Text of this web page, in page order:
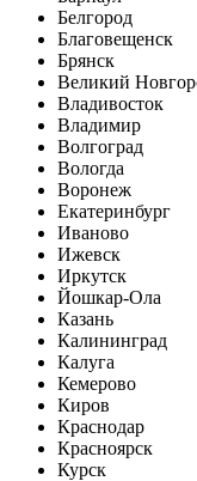
Белгород
Благовещенск
Брянск
Великий
Владивосток
Владимир
Волгоград
Вологда
Воронеж
Екатеринбург
Иваново
Ижевск
Иркутск
Йошкар-Ола
Казань
Калининград
Калуга
Кемерово
Киров
Краснодар
Красноярск
Курск